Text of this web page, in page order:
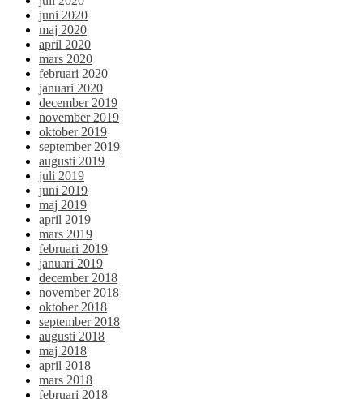
juni 2020
maj 2020
april 2020
mars 2020
februari 2020
januari 2020
december 2019
november 2019
oktober 2019
september 2019
augusti 2019
juli 2019
juni 2019
maj 2019
april 2019
mars 2019
februari 2019
januari 2019
december 2018
november 2018
oktober 2018
september 2018
augusti 2018
maj 2018
april 2018
mars 2018
februari 2018